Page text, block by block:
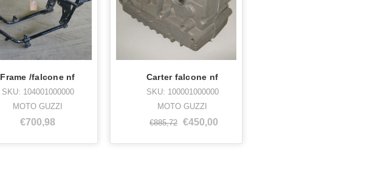
Frame /falcone nf
SKU: 104001000000
MOTO GUZZI
€700,98
Carter falcone nf
SKU: 100001000000
MOTO GUZZI
€885,72 €450,00